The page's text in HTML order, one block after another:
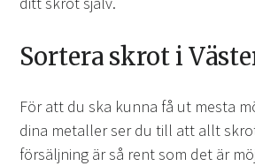
Sortera skrot i
För att du ska kunna få ut mesta
dina metaller ser du till att allt
försäljning är så rent som det är